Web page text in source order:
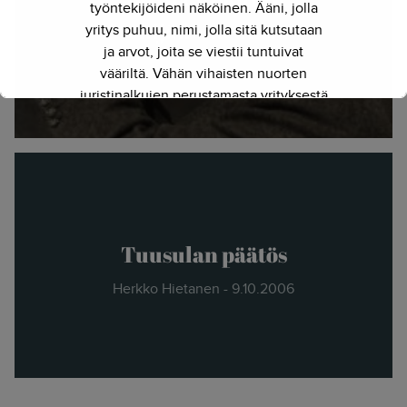
tekijänoikeuksia
Herkko Hietanen - 18.4.2017
Tuusulan päätös
Herkko Hietanen - 9.10.2006
työntekijöideni näköinen. Ääni, jolla
yritys puhuu, nimi, jolla sitä kutsutaan
ja arvot, joita se viestii tuntuivat
vääriltä. Vähän vihaisten nuorten
juristinalkujen perustamasta yrityksestä
näkemyksellinen asiantuntijayritys.
- Herkko Hietanen